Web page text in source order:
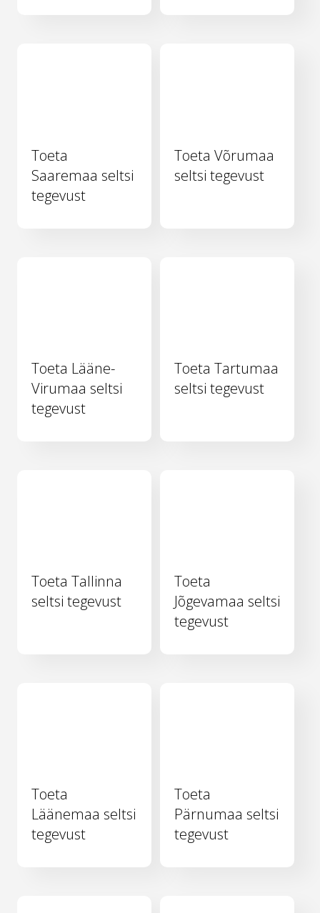
Toeta
Saaremaa seltsi
tegevust
Toeta Võrumaa
seltsi tegevust
Toeta Lääne-
Virumaa seltsi
tegevust
Toeta Tartumaa
seltsi tegevust
Toeta Tallinna
seltsi tegevust
Toeta
Jõgevamaa seltsi
tegevust
Toeta
Läänemaa seltsi
tegevust
Toeta
Pärnumaa seltsi
tegevust